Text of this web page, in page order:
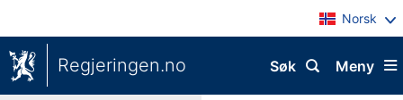
Norsk
Regjeringen.no Meny
Søk